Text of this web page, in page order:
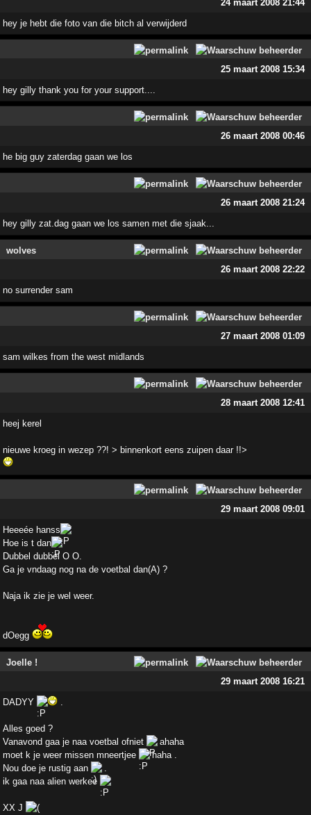
24 maart 2008 21:44
hey je hebt die foto van die bitch al verwijderd
25 maart 2008 15:34
hey gilly thank you for your support....
26 maart 2008 00:46
he big guy zaterdag gaan we los
26 maart 2008 21:24
hey gilly zat.dag gaan we los samen met die sjaak...
wolves
26 maart 2008 22:22
no surrender sam
27 maart 2008 01:09
sam wilkes from the west midlands
28 maart 2008 12:41
heej kerel
nieuwe kroeg in wezep ??! > binnenkort eens zuipen daar !!>
29 maart 2008 09:01
Heeeée hanss
Hoe is t dan
Dubbel dubbel O O.
Ga je vndaag nog na de voetbal dan(A) ?
Naja ik zie je wel weer.
dOegg
Joelle !
29 maart 2008 16:21
DADYY .
Alles goed ?
Vanavond gaa je naa voetbal ofniet
ahaha
moet k je weer missen mneertjee
haha .
Nou doe je rustig aan
.
ik gaa naa alien werkee
XX J